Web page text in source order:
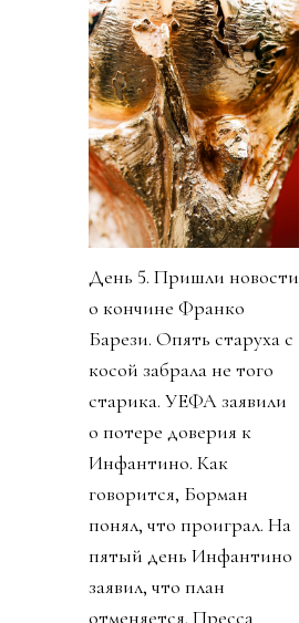
День 5. Пришли новости
о кончине Франко
Барези. Опять старуха с
косой забрала не того
старика. УЕФА заявили
о потере доверия к
Инфантино. Как
говорится, Борман
понял, что проиграл. На
пятый день Инфантино
заявил, что план
отменяется. Пресса